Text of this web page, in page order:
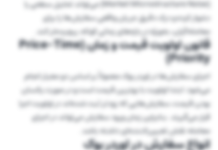
(Market Microstructure Noise) می‌تواند تحلیل سطحی را
دشوار کرده و درک دقیق جریان واقعی سفارش‌ها را برای
معامله‌گران، به‌ویژه در بازه‌های زمانی کوتاه، پیچیده‌تر کند.
قانون اولویت قیمت و زمان (Price-Time
Priority)
اجرای سفارش‌ها در اوردر بوک معمولاً بر اساس دو معیار انجام
می‌شود: ابتدا اولویت با بهترین قیمت است و در صورت یکسان
بودن قیمت، سفارش‌هایی که زودتر ثبت شده‌اند در اولویت اجرا
قرار می‌گیرند. بنابراین زمان ورود سفارش می‌تواند در اجرای
معامله نقش تعیین‌کننده‌ای داشته باشد.
انواع سفارش در اوردر بوک